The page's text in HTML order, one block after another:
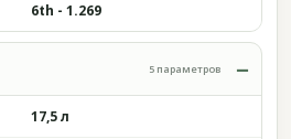
6th - 1.269
5 параметров
17,5 л